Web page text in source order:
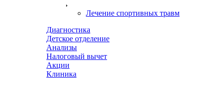
Лечение спортивных травм
Диагностика
Детское отделение
Анализы
Налоговый вычет
Акции
Клиника